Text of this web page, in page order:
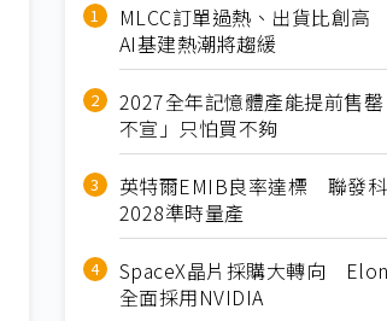
MLCC訂單過熱、出貨比創
AI基建熱潮將趨緩
2027全年記憶體產能提前售
不宣」只怕買不夠
英特爾EMIB良率達標 聯發
2028準時量產
SpaceX晶片採購大轉向
全面採用NVIDIA